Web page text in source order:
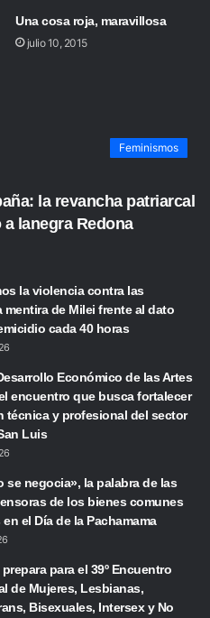
Una cosa roja, maravillosa
julio 10, 2015
Feminismos
la revancha patriarcal
lanegra Redona
la violencia contra las
mentira de Milei frente al dato
cada 40 horas
Económico de las Artes
encuentro que busca fortalecer
técnica y profesional del sector
Luis
se negocia», la palabra de las
de los bienes comunes
el Día de la Pachamama
para el 39º Encuentro
de Mujeres, Lesbianas,
Bisexuales, Intersex y No